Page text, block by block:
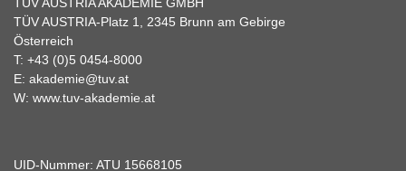
TÜV AUSTRIA-Platz 1, 2345 Brunn am Gebirge
Österreich
T: +43 (0)5 0454-8000
E: akademie@tuv.at
W: www.tuv-akademie.at
UID-Nummer: ATU 15668105